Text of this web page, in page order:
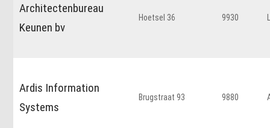
Architectenbureau
Keunen bv
Hoetsel 36 9930
Ardis Information
Systems
Brugstraat 93 9880